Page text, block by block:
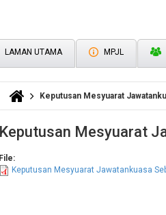
LAMAN UTAMA MPJL
Anda di siniKeputusan Mesyuarat
Keputusan Mesyuarat
File:
Keputusan Mesyuarat Jawatankuasa